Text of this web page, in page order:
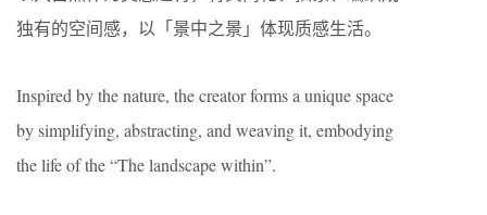
独有的空间感，以「景中之景」体现质感生活。
Inspired by the nature, the creator forms a unique space
by simplifying, abstracting, and weaving it, embodying
the life of the “The landscape within”.